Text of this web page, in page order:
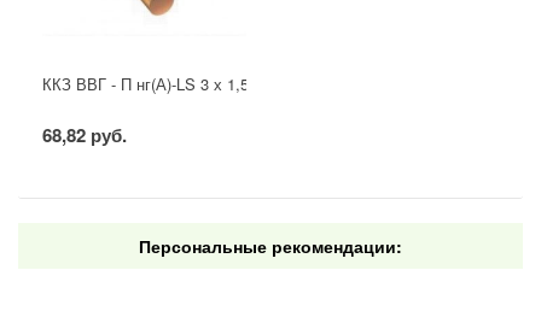
ККЗ ВВГ - П нг(А)-LS 3 х 1,5 ГОСТ
68,82 руб.
Персональные рекомендации: